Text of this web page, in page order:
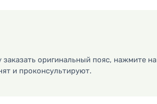
оригинальный пояс, нажмите на
и проконсультируют.